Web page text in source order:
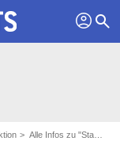
profil search
Alle Infos zu "Star Wars: Starfighter" mit Ryan Gosling: Spektakuläre Weltall-Action vom "Deadpool & Wolverine"-Regisseur